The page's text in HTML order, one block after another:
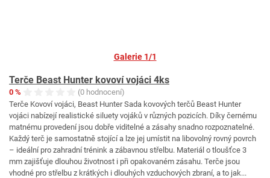
Galerie 1/1
Terče Beast Hunter kovoví vojáci 4ks
0 %
(0 hodnocení)
Terče Kovoví vojáci, Beast Hunter Sada kovových terčů Beast Hunter
vojáci nabízejí realistické siluety vojáků v různých pozicích. Díky černému
matnému provedení jsou dobře viditelné a zásahy snadno rozpoznatelné.
Každý terč je samostatně stojící a lze jej umístit na libovolný rovný povrch
– ideální pro zahradní trénink a zábavnou střelbu. Materiál o tloušťce 3
mm zajišťuje dlouhou životnost i při opakovaném zásahu. Terče jsou
vhodné pro střelbu z krátkých i dlouhých vzduchových zbraní, a to jak...